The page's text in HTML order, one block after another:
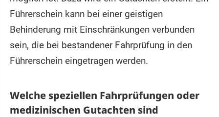
Führerschein kann bei einer geistigen
Behinderung mit Einschränkungen verbunden
sein, die bei bestandener Fahrprüfung in den
Führerschein eingetragen werden.
Welche speziellen Fahrprüfungen oder
medizinischen Gutachten sind